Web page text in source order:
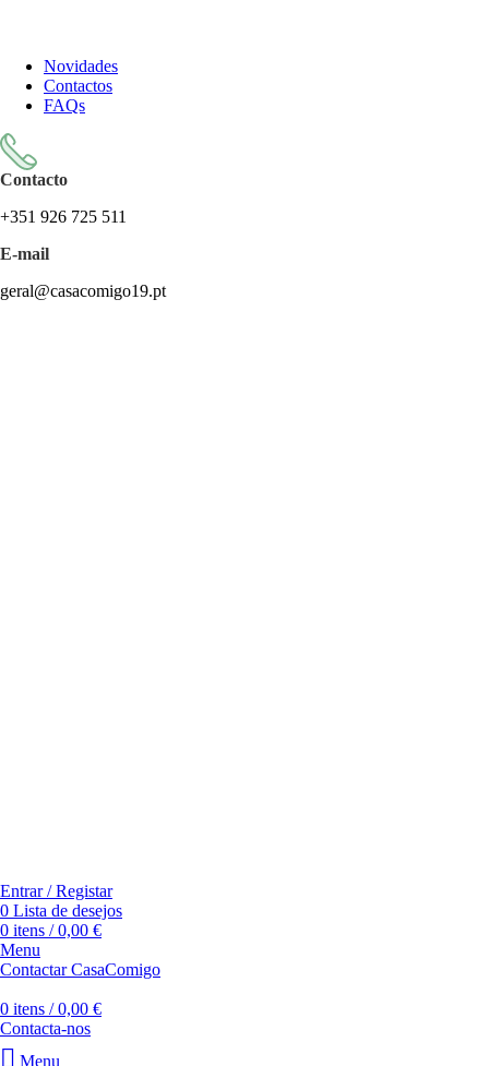
Novidades
Contactos
FAQs
Contacto
+351 926 725 511
E-mail
geral@casacomigo19.pt
Entrar / Registar
0 Lista de desejos
0 itens / 0,00 €
Menu
Contactar CasaComigo
0 itens / 0,00 €
Contacta-nos
Menu